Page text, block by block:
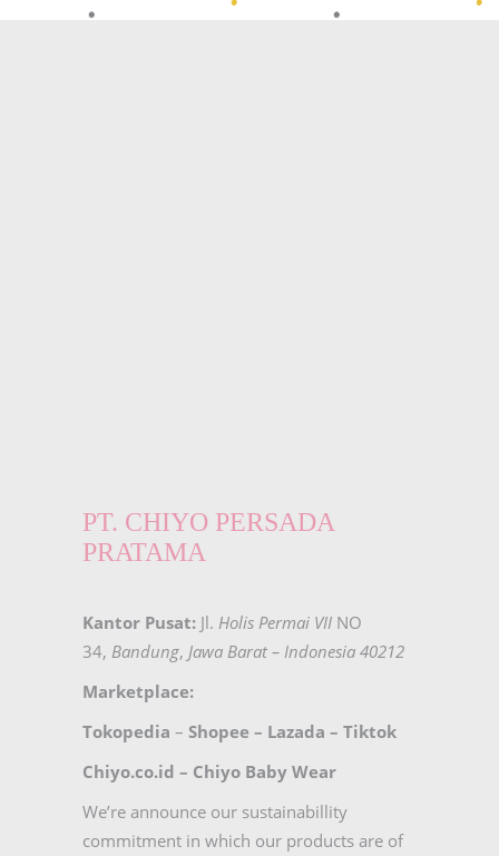
PT. CHIYO PERSADA
PRATAMA
Kantor Pusat: Jl. Holis Permai VII NO
34, Bandung, Jawa Barat – Indonesia 40212
Marketplace:
Tokopedia – Shopee – Lazada – Tiktok
Chiyo.co.id – Chiyo Baby Wear
We’re announce our sustainabillity
commitment in which our products are of